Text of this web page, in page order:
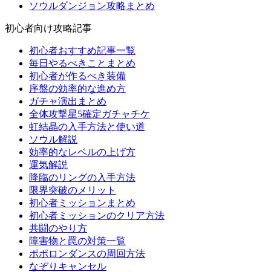
ソウルダンジョン攻略まとめ
初心者向け攻略記事
初心者おすすめ記事一覧
毎日やるべきことまとめ
初心者が作るべき装備
序盤の効率的な進め方
ガチャ演出まとめ
全体攻撃星5確定ガチャチケ
虹結晶の入手方法と使い道
ソウル解説
効率的なレベルの上げ方
運気解説
降臨のリングの入手方法
限界突破のメリット
初心者ミッションまとめ
初心者ミッションのクリア方法
共闘のやり方
障害物と罠の対策一覧
ポポロンダンスの周回方法
なぞりキャンセル